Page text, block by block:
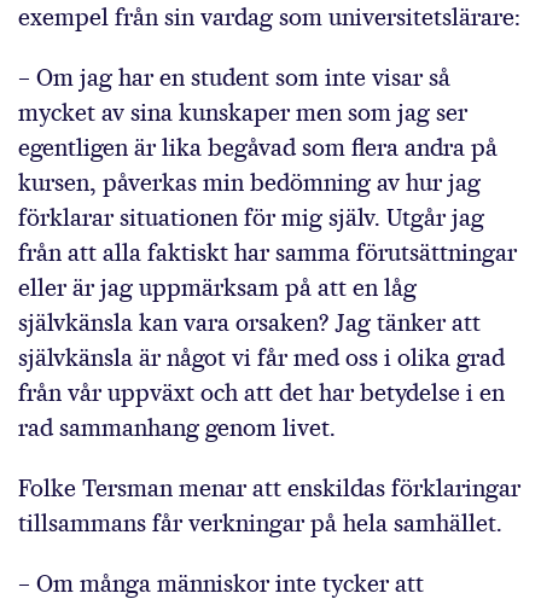
exempel från sin vardag som universitetslärare:
– Om jag har en student som inte visar så
mycket av sina kunskaper men som jag ser
egentligen är lika begåvad som flera andra på
kursen, påverkas min bedömning av hur jag
förklarar situationen för mig själv. Utgår jag
från att alla faktiskt har samma förutsättningar
eller är jag uppmärksam på att en låg
självkänsla kan vara orsaken? Jag tänker att
självkänsla är något vi får med oss i olika grad
från vår uppväxt och att det har betydelse i en
rad sammanhang genom livet.
Folke Tersman menar att enskildas förklaringar
tillsammans får verkningar på hela samhället.
– Om många människor inte tycker att